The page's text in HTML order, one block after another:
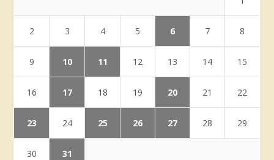
2 3 4 5 6 7 8
9 10 11 12 13 14 15
16 17 18 19 20 21 22
23 24 25 26 27 28 29
30 31